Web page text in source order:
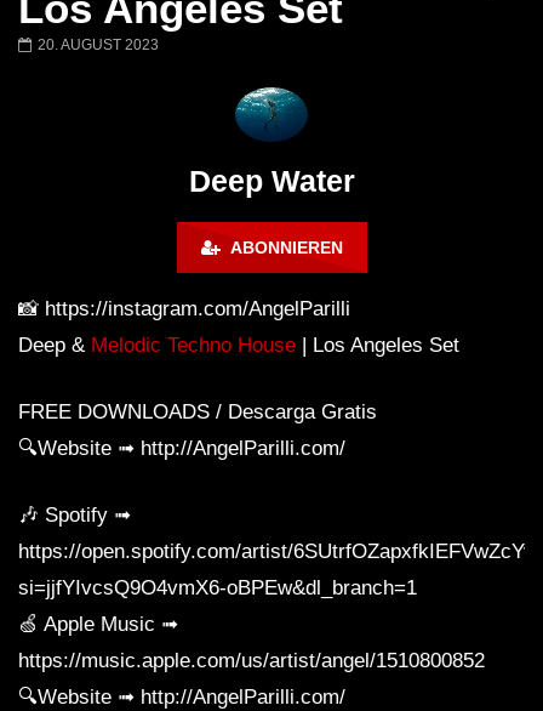
Später
05:26:35
James Grant (5 Hour Extended
20. AUGUST 2023
Deep Water
ABONNIEREN
📸 https://instagram.com/AngelParilli
Deep & Melodic Techno House | Los Angeles Set
FREE DOWNLOADS / Descarga Gratis
🔍Website ➟ http://AngelParilli.com/
🎶 Spotify ➟
https://open.spotify.com/artist/
si=jjfYIvcsQ9O4vmX6-oBPEw&dl_branch=1
🍏 Apple Music ➟
https://music.apple.com/us/artist/angel/1510800852
🔍Website ➟ http://AngelParilli.com/